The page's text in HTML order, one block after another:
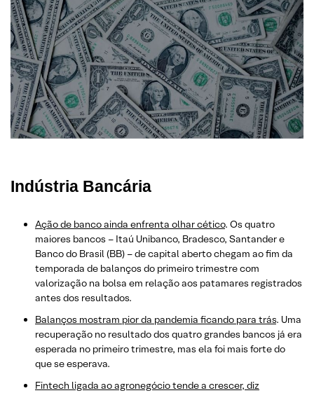
Indústria Bancária
Ação de banco ainda enfrenta olhar cético. Os quatro
maiores bancos – Itaú Unibanco, Bradesco, Santander e
Banco do Brasil (BB) – de capital aberto chegam ao fim da
temporada de balanços do primeiro trimestre com
valorização na bolsa em relação aos patamares registrados
antes dos resultados.
Balanços mostram pior da pandemia ficando para trás. Uma
recuperação no resultado dos quatro grandes bancos já era
esperada no primeiro trimestre, mas ela foi mais forte do
que se esperava.
Fintech ligada ao agronegócio tende a crescer, diz